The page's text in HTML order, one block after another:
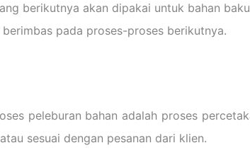
berikutnya akan dipakai untuk bahan
pada proses-proses berikutnya.
peleburan bahan adalah proses
sesuai dengan pesanan dari klien.